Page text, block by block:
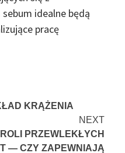
idealne będą
pracę
KRĄŻENIA
NEXT
PRZEWLEKŁYCH
— CZY ZAPEWNIAJĄ